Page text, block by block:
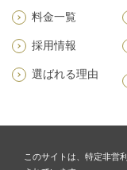
料金一覧
採用情報
選ばれる理由
このサイトは、特定非営